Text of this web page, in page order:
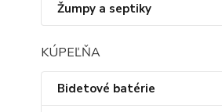
Žumpy a septiky
KÚPEĽŇA
Bidetové batérie